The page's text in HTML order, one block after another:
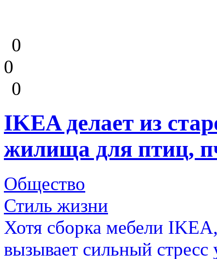
0
0
0
IKEA делает из
жилища для птиц,
Общество
Стиль жизни
Хотя сборка мебели
вызывает сильный